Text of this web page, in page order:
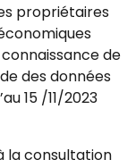
propriétaires
de
des données
15 /11/2023
la consultation